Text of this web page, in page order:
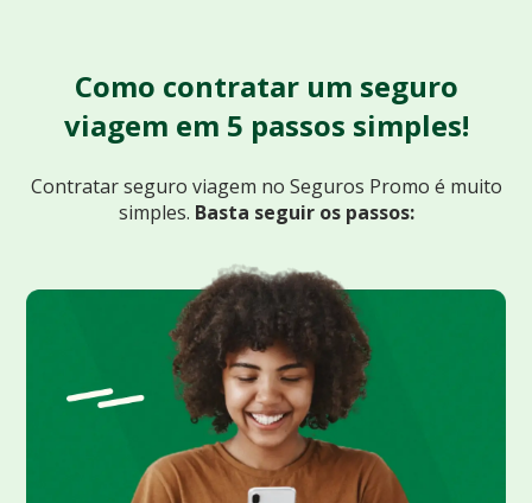
Como contratar um seguro
viagem em 5 passos simples!
Contratar seguro viagem no Seguros Promo é muito
simples. Basta seguir os passos: